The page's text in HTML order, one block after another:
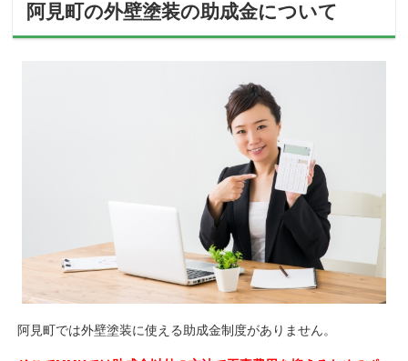
阿見町の外壁塗装の助成金について
阿見町では外壁塗装に使える助成金制度がありません。